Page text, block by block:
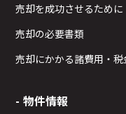
売却を成功させるために
売却の必要書類
売却にかかる諸費用・税
物件情報